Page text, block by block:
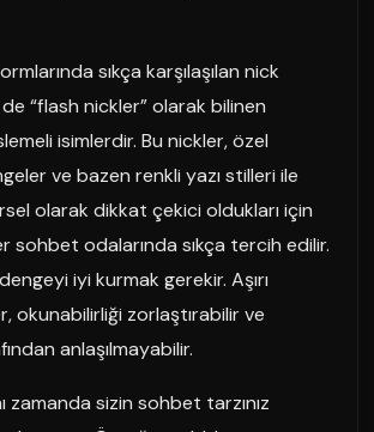
sıkça karşılaşılan nick
“flash nickler” olarak bilinen
isimlerdir. Bu nickler, özel
ve bazen renkli yazı stilleri ile
olarak dikkat çekici oldukları için
sohbet odalarında sıkça tercih edilir.
iyi kurmak gerekir. Aşırı
okunabilirliği zorlaştırabilir ve
anlaşılmayabilir.
zamanda sizin sohbet tarzınız